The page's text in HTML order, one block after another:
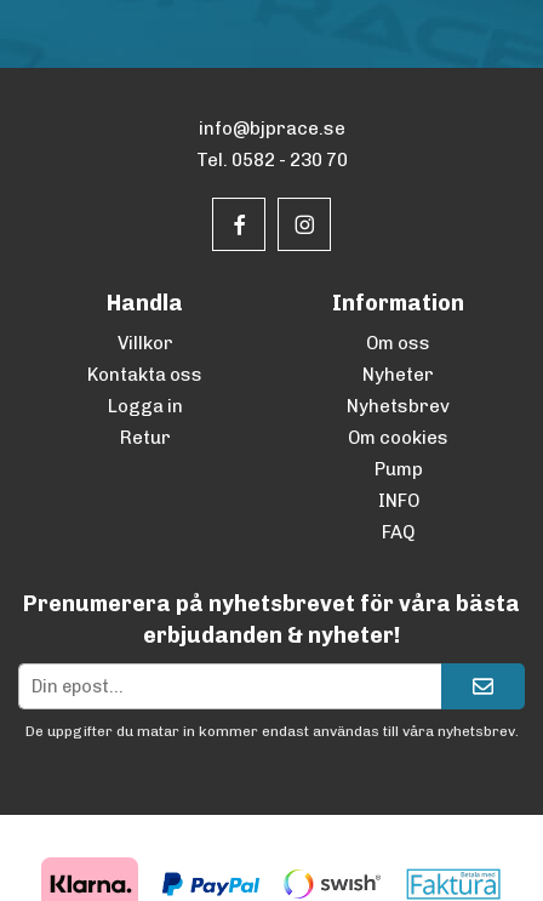
info@bjprace.se
Tel. 0582 - 230 70
Handla
Villkor
Kontakta oss
Logga in
Retur
Information
Om oss
Nyheter
Nyhetsbrev
Om cookies
Pump
INFO
FAQ
Prenumerera på nyhetsbrevet för våra bästa
erbjudanden & nyheter!
De uppgifter du matar in kommer endast användas till våra nyhetsbrev.